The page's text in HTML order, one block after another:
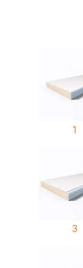
1
3